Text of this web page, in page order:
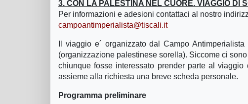
3. CON LA PALESTINA NEL CUORE. VIAGGIO DI
Per informazioni e adesioni contattaci al nostro
campoantimperialista@tiscali.it
Il viaggio e´ organizzato dal Campo
(organizzazione palestinese sorella). Siccome ci
chiunque fosse interessato prender parte al
assieme alla richiesta una breve scheda personale.
Programma preliminare